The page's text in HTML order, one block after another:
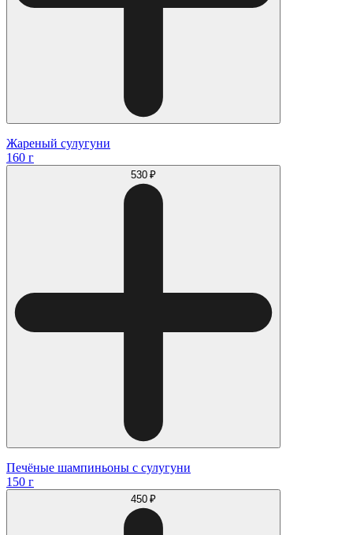
Жареный сулугуни
160 г
530 ₽
Печёные шампиньоны с сулугуни
150 г
450 ₽